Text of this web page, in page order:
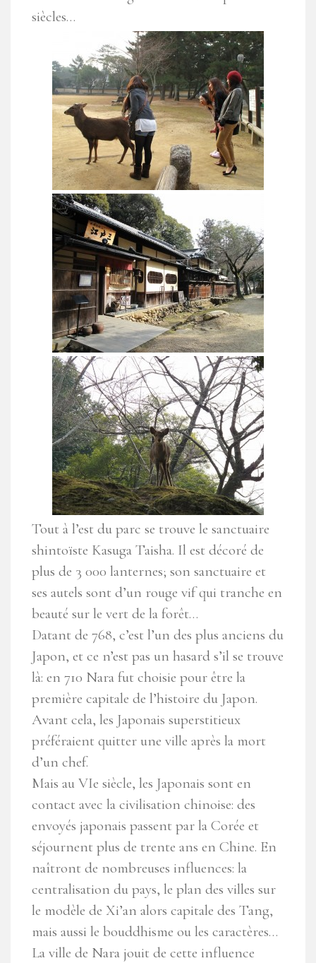
siècles…
Tout à l’est du parc se trouve le sanctuaire
shintoïste Kasuga Taisha. Il est décoré de
plus de 3 000 lanternes; son sanctuaire et
ses autels sont d’un rouge vif qui tranche en
beauté sur le vert de la forêt…
Datant de 768, c’est l’un des plus anciens du
Japon, et ce n’est pas un hasard s’il se trouve
là: en 710 Nara fut choisie pour être la
première capitale de l’histoire du Japon.
Avant cela, les Japonais superstitieux
préféraient quitter une ville après la mort
d’un chef.
Mais au VIe siècle, les Japonais sont en
contact avec la civilisation chinoise: des
envoyés japonais passent par la Corée et
séjournent plus de trente ans en Chine. En
naîtront de nombreuses influences: la
centralisation du pays, le plan des villes sur
le modèle de Xi’an alors capitale des Tang,
mais aussi le bouddhisme ou les caractères…
La ville de Nara jouit de cette influence